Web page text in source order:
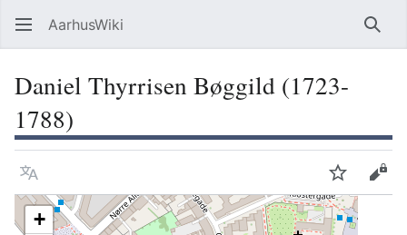
AarhusWiki Søg
Daniel Thyrrisen Bøggild (1723-
1788)
Sprog OvervågVis
+